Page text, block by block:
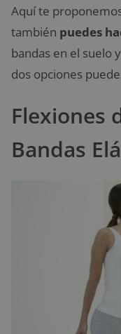
Aquí te
también puedes
bandas en el suelo
dos opciones
Flexiones
Bandas